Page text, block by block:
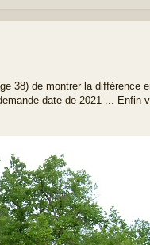
38) de montrer la différence
date de 2021 ... Enfin